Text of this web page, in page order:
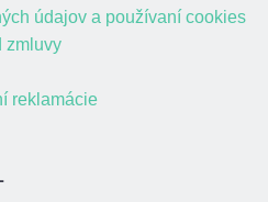
údajov a používaní cookies
zmluvy
reklamácie